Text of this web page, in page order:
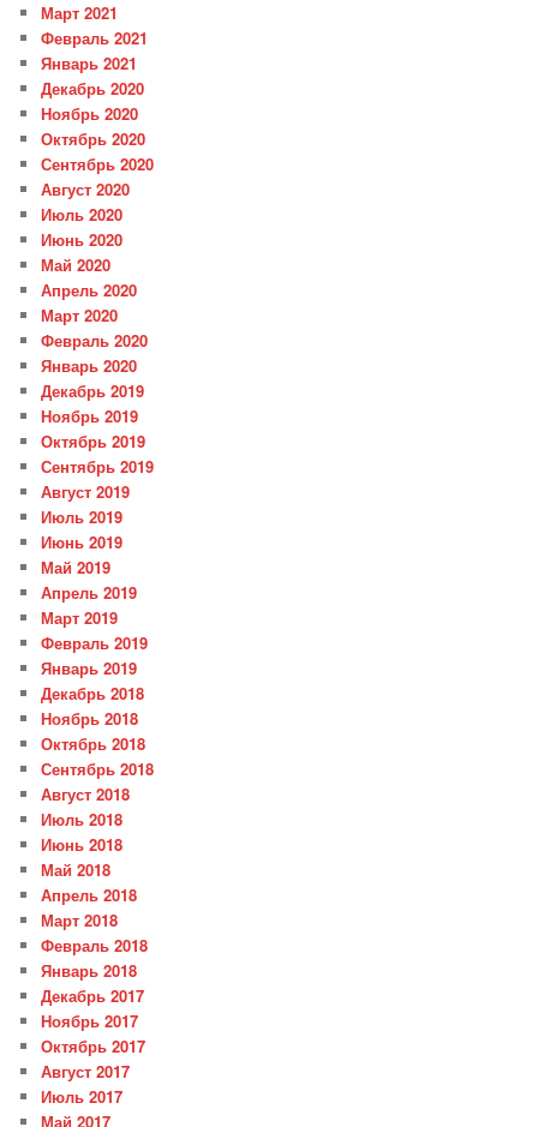
Март 2021
Февраль 2021
Январь 2021
Декабрь 2020
Ноябрь 2020
Октябрь 2020
Сентябрь 2020
Август 2020
Июль 2020
Июнь 2020
Май 2020
Апрель 2020
Март 2020
Февраль 2020
Январь 2020
Декабрь 2019
Ноябрь 2019
Октябрь 2019
Сентябрь 2019
Август 2019
Июль 2019
Июнь 2019
Май 2019
Апрель 2019
Март 2019
Февраль 2019
Январь 2019
Декабрь 2018
Ноябрь 2018
Октябрь 2018
Сентябрь 2018
Август 2018
Июль 2018
Июнь 2018
Май 2018
Апрель 2018
Март 2018
Февраль 2018
Январь 2018
Декабрь 2017
Ноябрь 2017
Октябрь 2017
Август 2017
Июль 2017
Май 2017